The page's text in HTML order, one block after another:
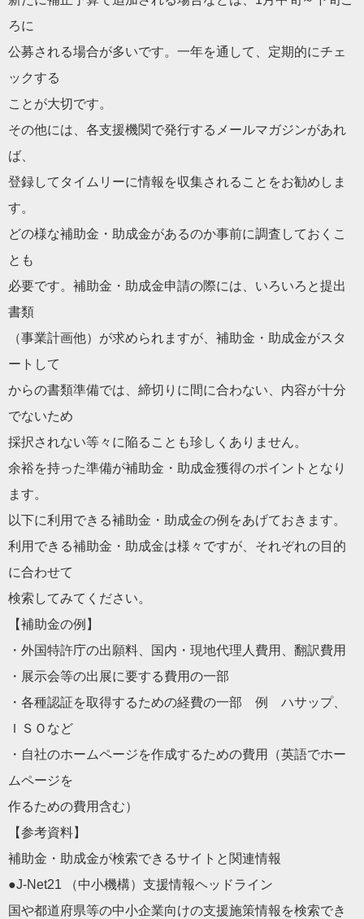
ろに
公募される場合が多いです。一年を通して、定期的にチェ
ックする
ことが大切です。
その他には、各支援機関で発行するメールマガジンがあれ
ば、
登録してタイムリーに情報を収集されることをお勧めしま
す。
どの様な補助金・助成金があるのか事前に調査しておくこ
とも
必要です。補助金・助成金申請の際には、いろいろと提出
書類
（事業計画他）が求められますが、補助金・助成金がスタ
ートして
からの書類準備では、締切りに間に合わない、内容が十分
でないため
採択されない等々に陥ることも珍しくありません。
余裕を持った準備が補助金・助成金獲得のポイントとなり
ます。
以下に利用できる補助金・助成金の例をあげておきます。
利用できる補助金・助成金は様々ですが、それぞれの目的
に合わせて
検索してみてください。
【補助金の例】
・外国特許庁の出願料、国内・現地代理人費用、翻訳費用
・展示会等の出展に要する費用の一部
・各種認証を取得するための経費の一部 例 ハサップ、
ＩＳＯなど
・自社のホームページを作成するための費用（英語でホー
ムページを
作るための費用含む）
【参考資料】
補助金・助成金が検索できるサイトと関連情報
●J-Net21 （中小機構）支援情報ヘッドライン
国や都道府県等の中小企業向けの支援施策情報を検索でき